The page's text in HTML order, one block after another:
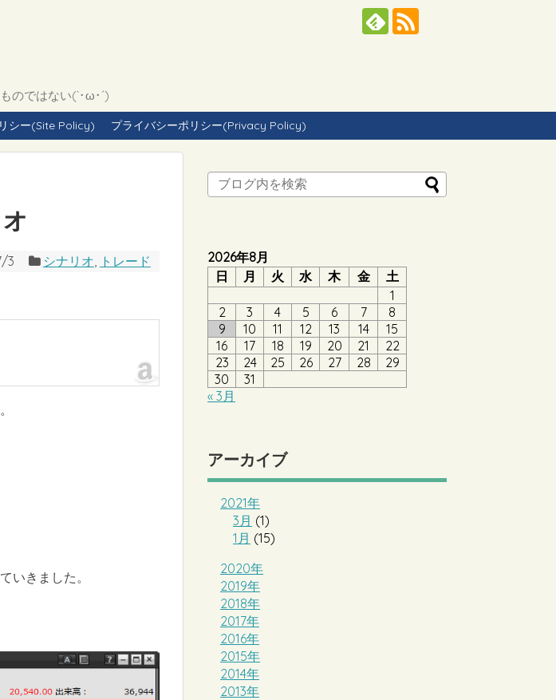
のではない(`･ω･´)
シー(Site Policy) プライバシーポリシー(Privacy Policy)
3 シナリオ, トレード
いきました。
2026年8月
日
月 火 水 木 金
土
1
2
3 4 5 6 7
8
9
10 11 12 13 14
15
16
17 18 19 20 21
22
23
24 25 26 27 28
29
30
31
« 3月
アーカイブ
2021年
3月 (1)
1月 (15)
2020年
2019年
2018年
2017年
2016年
2015年
2014年
2013年